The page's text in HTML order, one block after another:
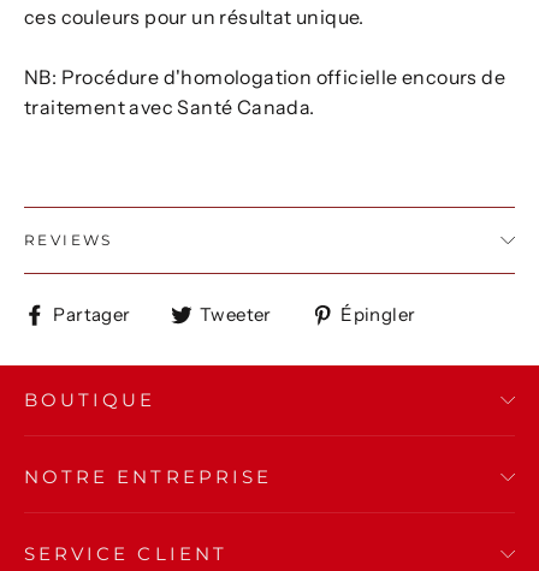
ces couleurs pour un résultat unique.
NB: Procédure d'homologation officielle encours de
traitement avec Santé Canada.
REVIEWS
Partager
Partager
Facebook
Tweeter
Tweeter
Twitter
Épingler
Pinterest
BOUTIQUE
NOTRE ENTREPRISE
SERVICE CLIENT